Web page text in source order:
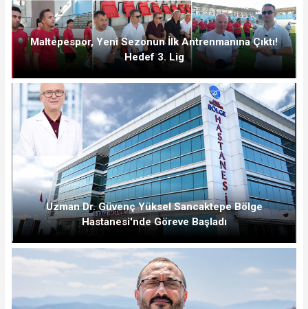
Maltepespor, Yeni Sezonun İlk Antrenmanına Çıktı!
Hedef 3. Lig
Uzman Dr. Güvenç Yüksel Sancaktepe Bölge
Hastanesi'nde Göreve Başladı